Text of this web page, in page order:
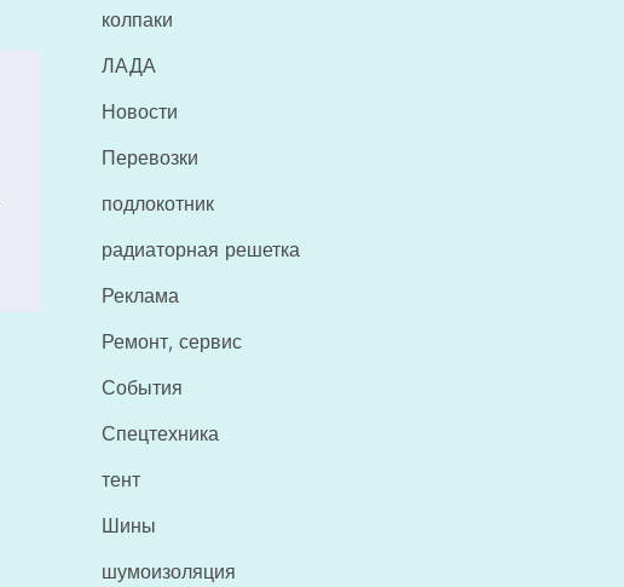
колпаки
ЛАДА
Новости
Перевозки
подлокотник
радиаторная решетка
Реклама
Ремонт, сервис
События
Спецтехника
тент
Шины
шумоизоляция